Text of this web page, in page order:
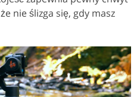
nie ślizga się, gdy masz